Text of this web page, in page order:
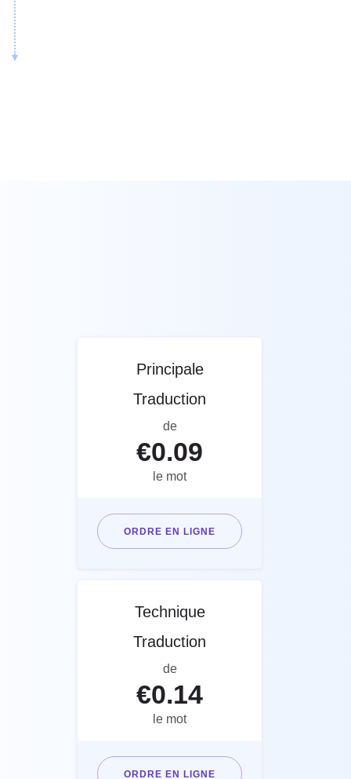
Principale
Traduction
de
€0.09
le mot
ORDRE EN LIGNE
Technique
Traduction
de
€0.14
le mot
ORDRE EN LIGNE